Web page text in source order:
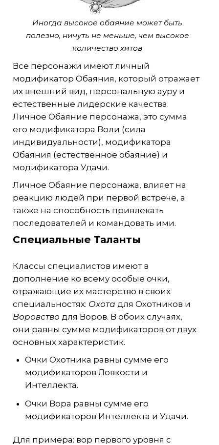
Иногда высокое обаяние может быть
полезно, ничуть не меньше, чем высокое
количество хитов
Все персонажи имеют личный
модификатор Обаяния, который отражает
их внешний вид, персональную ауру и
естественные лидерские качества.
Личное Обаяние персонажа, это сумма
его модификатора Воли (сила
индивидуальности), модификатора
Обаяния (естественное обаяние) и
модификатора Удачи.
Личное Обаяние персонажа, влияет на
реакцию людей при первой встрече, а
также на способность привлекать
последователей и командовать ими.
Специальные Таланты
Классы специалистов имеют в
дополнение ко всему особые очки,
отражающие их мастерство в своих
специальностях: Охота для Охотников и
Воровство для Воров. В обоих случаях,
они равны сумме модификаторов от двух
основных характеристик.
Очки Охотника равны сумме его
модификаторов Ловкости и
Интеллекта.
Очки Вора равны сумме его
модификаторов Интеллекта и Удачи.
Для примера: вор первого уровня с